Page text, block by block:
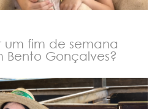
fim de semana
Gonçalves?